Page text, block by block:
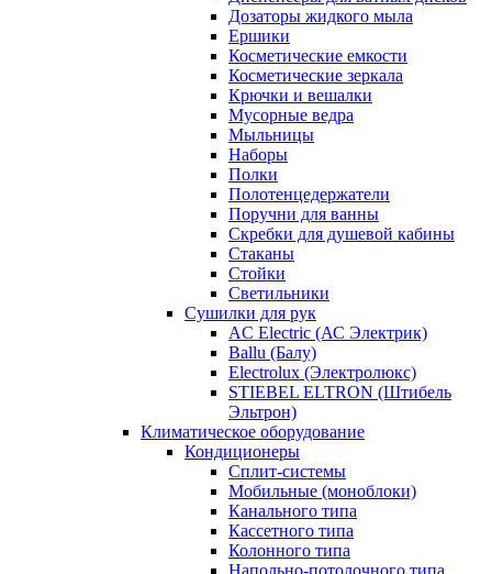
Дозаторы жидкого мыла
Ершики
Косметические емкости
Косметические зеркала
Крючки и вешалки
Мусорные ведра
Мыльницы
Наборы
Полки
Полотенцедержатели
Поручни для ванны
Скребки для душевой кабины
Стаканы
Стойки
Светильники
Сушилки для рук
AC Electric (АС Электрик)
Ballu (Балу)
Electrolux (Электролюкс)
STIEBEL ELTRON (Штибель
Эльтрон)
Климатическое оборудование
Кондиционеры
Сплит-системы
Мобильные (моноблоки)
Канального типа
Кассетного типа
Колонного типа
Напольно-потолочного типа